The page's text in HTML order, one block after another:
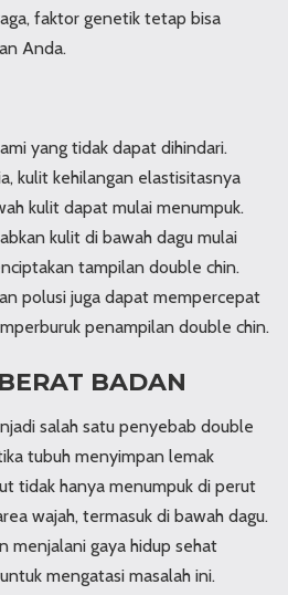
faktor genetik tetap bisa
Anda.
yang tidak dapat dihindari.
kulit kehilangan elastisitasnya
kulit dapat mulai menumpuk.
kulit di bawah dagu mulai
tampilan double chin.
polusi juga dapat mempercepat
penampilan double chin.
BADAN
salah satu penyebab double
tubuh menyimpan lemak
tidak hanya menumpuk di perut
wajah, termasuk di bawah dagu.
menjalani gaya hidup sehat
mengatasi masalah ini.